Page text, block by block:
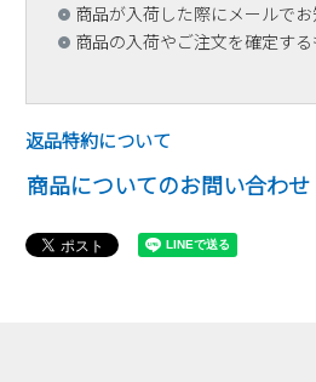
商品が入荷した際にメールでお
商品の入荷やご注文を確定する
返品特約について
商品についてのお問い合わせ